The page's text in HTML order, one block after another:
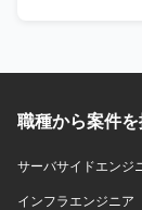
ことができま
す。 【開発環境】 Veeamを用いたバックアップシステムお
よびVMware
基盤環境とな
職種から案件
サーバサイドエンジ
インフラエンジニア